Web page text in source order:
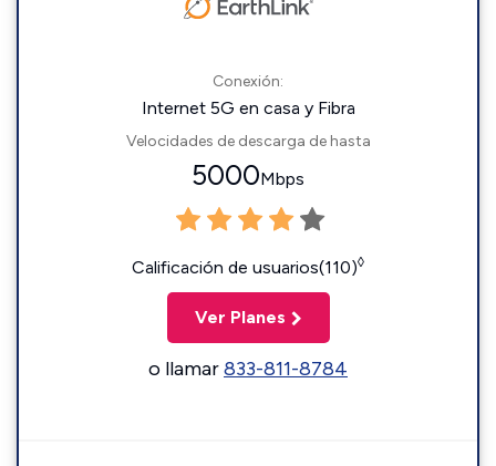
Conexión:
Internet 5G en casa y Fibra
Velocidades de descarga de hasta
5000Mbps
Calificación de usuarios(110)◊
Ver Planes
o llamar833-811-8784